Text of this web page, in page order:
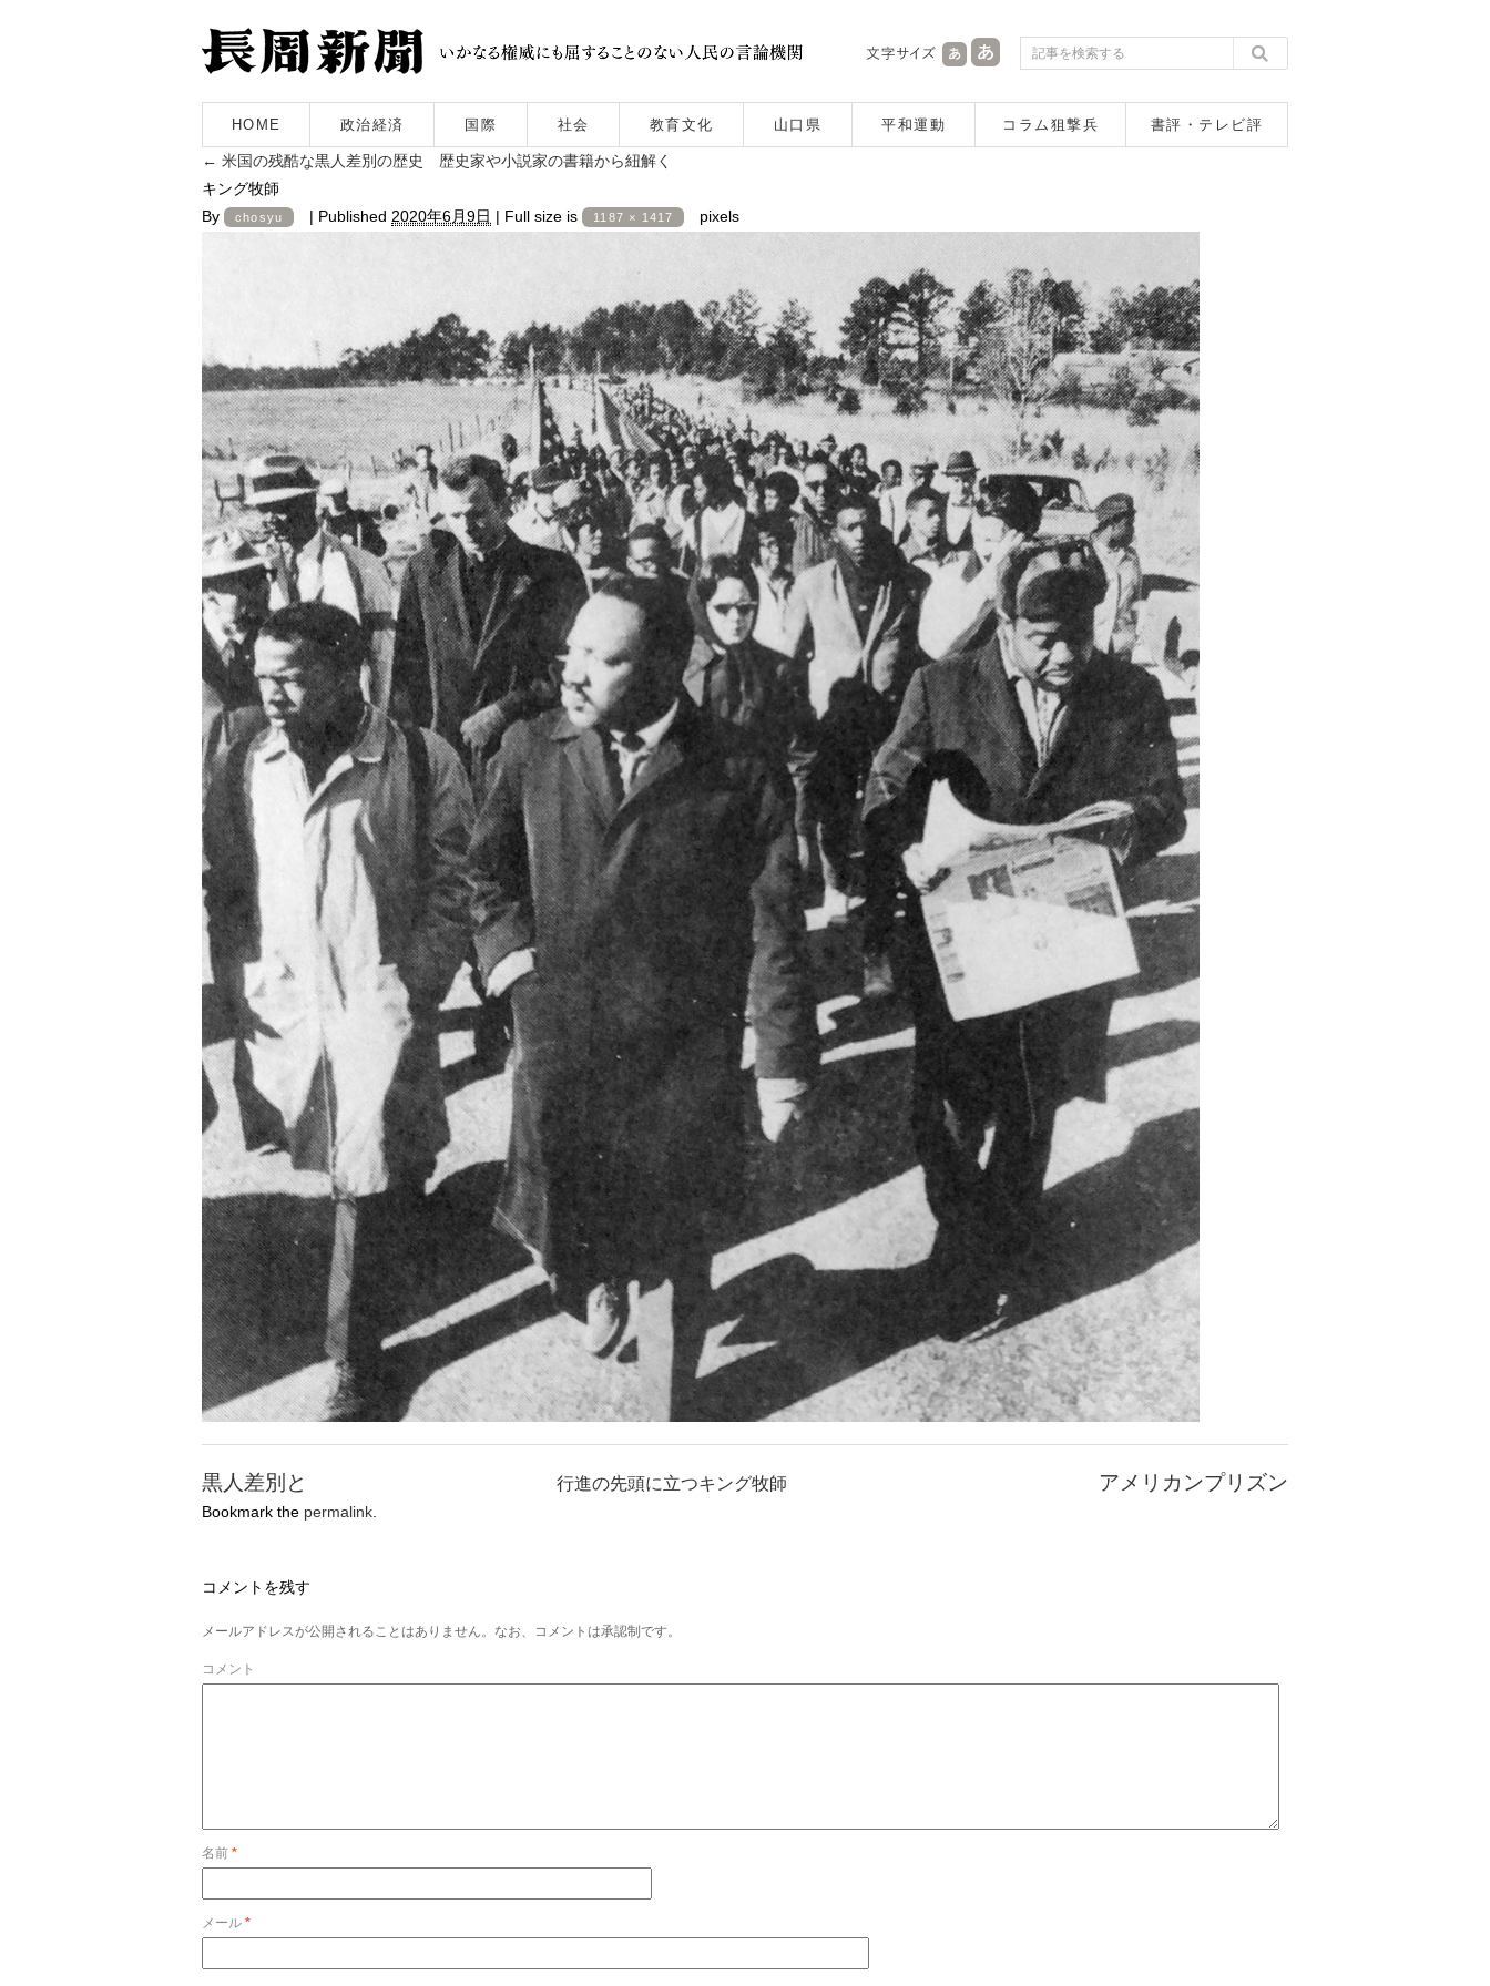
HOME 政治経済 国際 社会 教育文化 山口県 平和運動 コラム狙撃兵 書評・テレビ評
← 米国の残酷な黒人差別の歴史 歴史家や小説家の書籍から紐解く
キング牧師
By
chosyu | Published 2020年6月9日 | Full size is 1187 × 1417 pixels
黒人差別と アメリカンプリズン
行進の先頭に立つキング牧師
Bookmark the permalink.
コメントを残す
メールアドレスが公開されることはありません。なお、コメントは承認制です。
コメント
名前 *
メール *